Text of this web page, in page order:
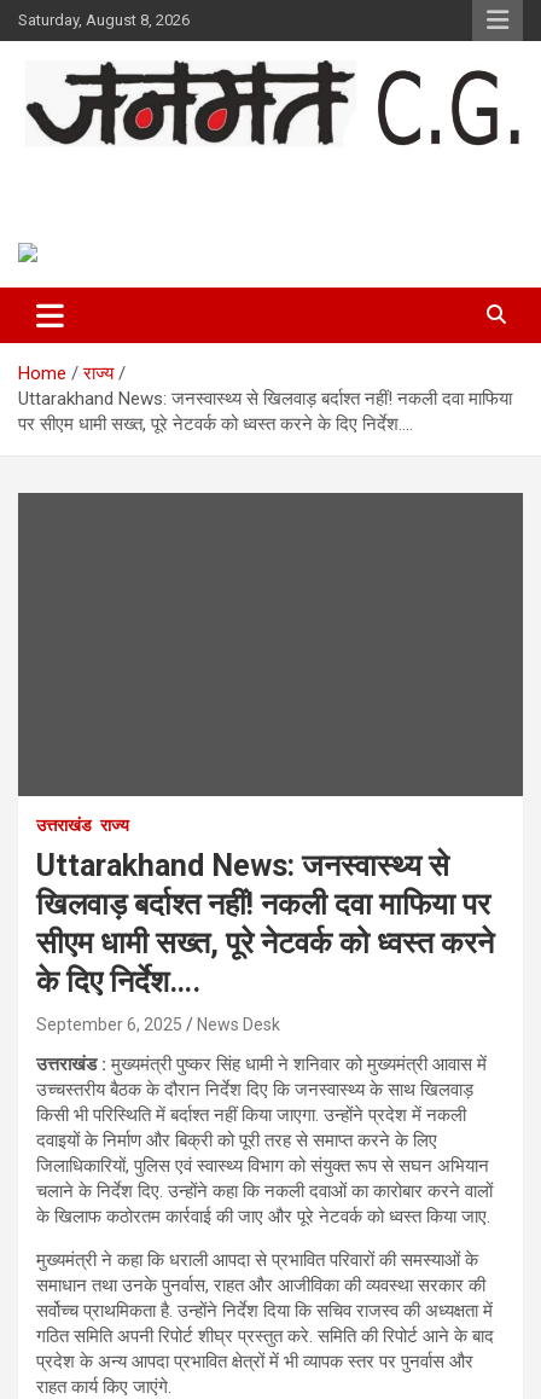
Skip
to
Saturday, August 8, 2026
Home
राज्य
Uttarakhand News: जनस्वास्थ्य से खिलवाड़ बर्दाश्त नहीं! नकली दवा माफिया
पर सीएम धामी सख्त, पूरे नेटवर्क को ध्वस्त करने के दिए निर्देश….
उत्तराखंड राज्य
Uttarakhand News: जनस्वास्थ्य से
खिलवाड़ बर्दाश्त नहीं! नकली दवा माफिया पर
सीएम धामी सख्त, पूरे नेटवर्क को ध्वस्त करने
के दिए निर्देश….
September 6, 2025 News Desk
उत्तराखंड : मुख्यमंत्री पुष्कर सिंह धामी ने शनिवार को मुख्यमंत्री आवास में
उच्चस्तरीय बैठक के दौरान निर्देश दिए कि जनस्वास्थ्य के साथ खिलवाड़
किसी भी परिस्थिति में बर्दाश्त नहीं किया जाएगा. उन्होंने प्रदेश में नकली
दवाइयों के निर्माण और बिक्री को पूरी तरह से समाप्त करने के लिए
जिलाधिकारियों, पुलिस एवं स्वास्थ्य विभाग को संयुक्त रूप से सघन अभियान
चलाने के निर्देश दिए. उन्होंने कहा कि नकली दवाओं का कारोबार करने वालों
के खिलाफ कठोरतम कार्रवाई की जाए और पूरे नेटवर्क को ध्वस्त किया जाए.
मुख्यमंत्री ने कहा कि धराली आपदा से प्रभावित परिवारों की समस्याओं के
समाधान तथा उनके पुनर्वास, राहत और आजीविका की व्यवस्था सरकार की
सर्वोच्च प्राथमिकता है. उन्होंने निर्देश दिया कि सचिव राजस्व की अध्यक्षता में
गठित समिति अपनी रिपोर्ट शीघ्र प्रस्तुत करे. समिति की रिपोर्ट आने के बाद
प्रदेश के अन्य आपदा प्रभावित क्षेत्रों में भी व्यापक स्तर पर पुनर्वास और
राहत कार्य किए जाएंगे.